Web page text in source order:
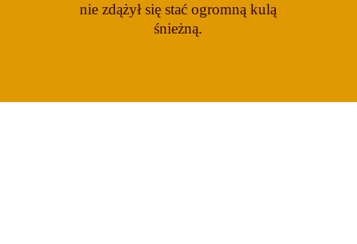
nie zdążył się stać ogromną kulą
śnieżną.